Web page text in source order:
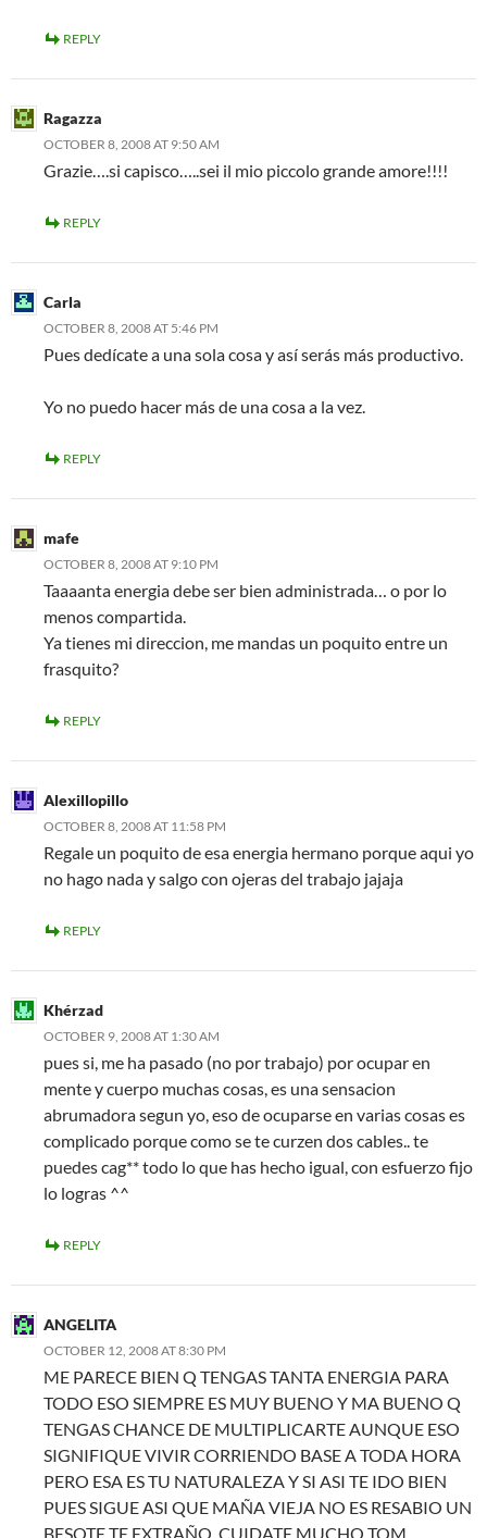
REPLY
Ragazza
OCTOBER 8, 2008 AT 9:50 AM
Grazie….si capisco…..sei il mio piccolo grande amore!!!!
REPLY
Carla
OCTOBER 8, 2008 AT 5:46 PM
Pues dedícate a una sola cosa y así serás más productivo.
Yo no puedo hacer más de una cosa a la vez.
REPLY
mafe
OCTOBER 8, 2008 AT 9:10 PM
Taaaanta energia debe ser bien administrada… o por lo
menos compartida.
Ya tienes mi direccion, me mandas un poquito entre un
frasquito?
REPLY
Alexillopillo
OCTOBER 8, 2008 AT 11:58 PM
Regale un poquito de esa energia hermano porque aqui yo
no hago nada y salgo con ojeras del trabajo jajaja
REPLY
Khérzad
OCTOBER 9, 2008 AT 1:30 AM
pues si, me ha pasado (no por trabajo) por ocupar en
mente y cuerpo muchas cosas, es una sensacion
abrumadora segun yo, eso de ocuparse en varias cosas es
complicado porque como se te curzen dos cables.. te
puedes cag** todo lo que has hecho igual, con esfuerzo fijo
lo logras ^^
REPLY
ANGELITA
OCTOBER 12, 2008 AT 8:30 PM
ME PARECE BIEN Q TENGAS TANTA ENERGIA PARA
TODO ESO SIEMPRE ES MUY BUENO Y MA BUENO Q
TENGAS CHANCE DE MULTIPLICARTE AUNQUE ESO
SIGNIFIQUE VIVIR CORRIENDO BASE A TODA HORA
PERO ESA ES TU NATURALEZA Y SI ASI TE IDO BIEN
PUES SIGUE ASI QUE MAÑA VIEJA NO ES RESABIO UN
BESOTE TE EXTRAÑO, CUIDATE MUCHO TQM…